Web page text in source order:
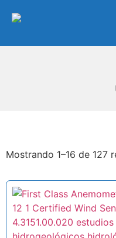
Mostrando 1–16 de 127